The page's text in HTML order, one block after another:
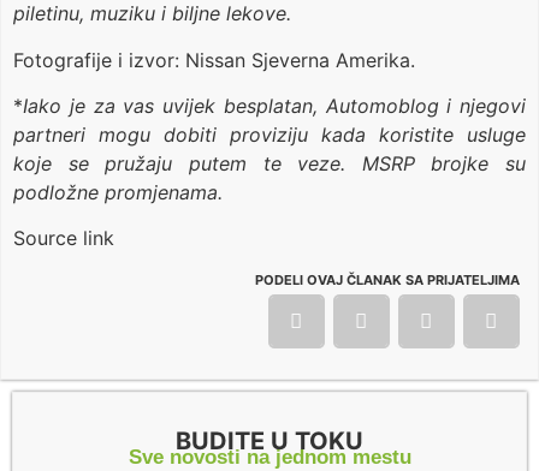
piletinu, muziku i biljne lekove.
Fotografije i izvor: Nissan Sjeverna Amerika.
*Iako je za vas uvijek besplatan, Automoblog i njegovi
partneri mogu dobiti proviziju kada koristite usluge
koje se pružaju putem te veze. MSRP brojke su
podložne promjenama.
Source link
PODELI OVAJ ČLANAK SA PRIJATELJIMA
BUDITE U TOKU
Sve novosti na jednom mestu